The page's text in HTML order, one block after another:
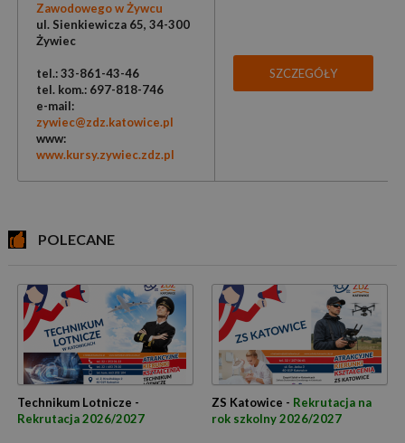
Zawodowego w Żywcu
ul. Sienkiewicza 65, 34-300
Żywiec
tel.: 33-861-43-46
tel. kom.: 697-818-746
e-mail:
zywiec@zdz.katowice.pl
www:
www.kursy.zywiec.zdz.pl
SZCZEGÓŁY
POLECANE
Technikum Lotnicze -
Rekrutacja 2026/2027
ZS Katowice - Rekrutacja na
rok szkolny 2026/2027